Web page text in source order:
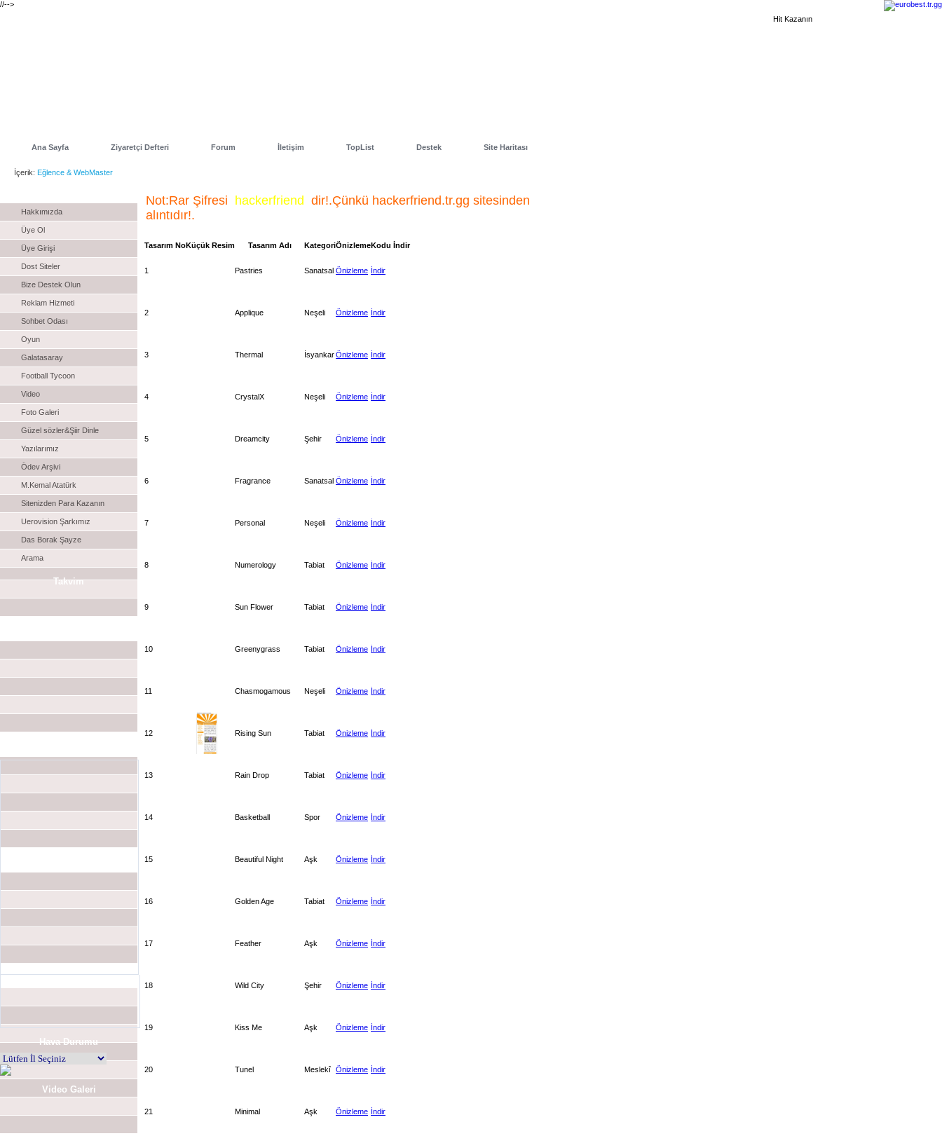
//-->
Hit Kazanın
Ana Sayfa Ziyaretçi Defteri Forum İletişim TopList Destek Site Haritası
İçerik: Eğlence & WebMaster
Hakkımızda
Üye Ol
Üye Girişi
Dost Siteler
Bize Destek Olun
Reklam Hizmeti
Sohbet Odası
Oyun
Galatasaray
Football Tycoon
Video
Foto Galeri
Güzel sözler&Şiir Dinle
Yazılarımız
Ödev Arşivi
M.Kemal Atatürk
Sitenizden Para Kazanın
Uerovision Şarkımız
Das Borak Şayze
Arama
Takvim
Hava Durumu
Video Galeri
Not:Rar Şifresi hackerfriend dir!.Çünkü hackerfriend.tr.gg sitesinden
alıntıdır!.
Tasarım NoKüçük Resim Tasarım Adı KategoriÖnizlemeKodu İndir
1 Pastries Sanatsal Önizleme İndir
2 Applique Neşeli Önizleme İndir
3 Thermal İsyankarÖnizleme İndir
4 CrystalX Neşeli Önizleme İndir
5 Dreamcity Şehir Önizleme İndir
6 Fragrance Sanatsal Önizleme İndir
7 Personal Neşeli Önizleme İndir
8 Numerology Tabiat Önizleme İndir
9 Sun Flower Tabiat Önizleme İndir
10 Greenygrass Tabiat Önizleme İndir
11 Chasmogamous Neşeli Önizleme İndir
12 Rising Sun Tabiat Önizleme İndir
13 Rain Drop Tabiat Önizleme İndir
14 Basketball Spor Önizleme İndir
15 Beautiful Night Aşk Önizleme İndir
16 Golden Age Tabiat Önizleme İndir
17 Feather Aşk Önizleme İndir
18 Wild City Şehir Önizleme İndir
19 Kiss Me Aşk Önizleme İndir
20 Tunel Meslekî Önizleme İndir
21 Minimal Aşk Önizleme İndir